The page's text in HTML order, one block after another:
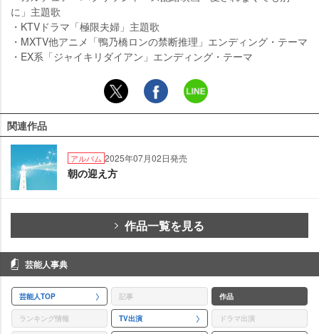
に」主題歌
・KTVドラマ「極限夫婦」主題歌
・MXTV他アニメ「鴨乃橋ロンの禁断推理」エンディング・テーマ
・EX系「ジャイキリダイアン」エンディング・テーマ
関連作品
アルバム 2025年07月02日発売
朝の迎え方
作品一覧を見る
芸能人事典
芸能人TOP 記事 作品
ランキング情報 TV出演 ドラマ出演